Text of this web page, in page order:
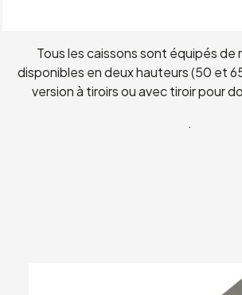
Tous les caissons sont équipés de
disponibles en deux hauteurs (50 et
version à tiroirs ou avec tiroir pour
.